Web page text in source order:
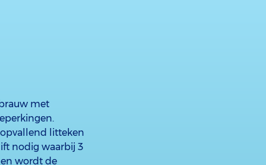
met
litteken
nodig waarbij 3
wordt de